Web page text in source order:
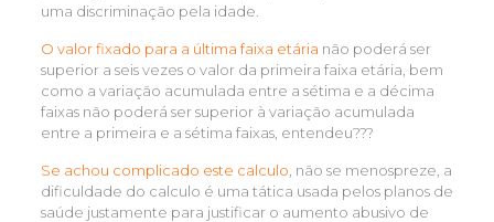
uma discriminação pela idade.
O valor fixado para a última faixa etária não poderá ser
superior a seis vezes o valor da primeira faixa etária, bem
como a variação acumulada entre a sétima e a décima
faixas não poderá ser superior à variação acumulada
entre a primeira e a sétima faixas, entendeu???
Se achou complicado este calculo , não se menospreze, a
dificuldade do calculo é uma tática usada pelos planos de
saúde justamente para justificar o aumento abusivo de